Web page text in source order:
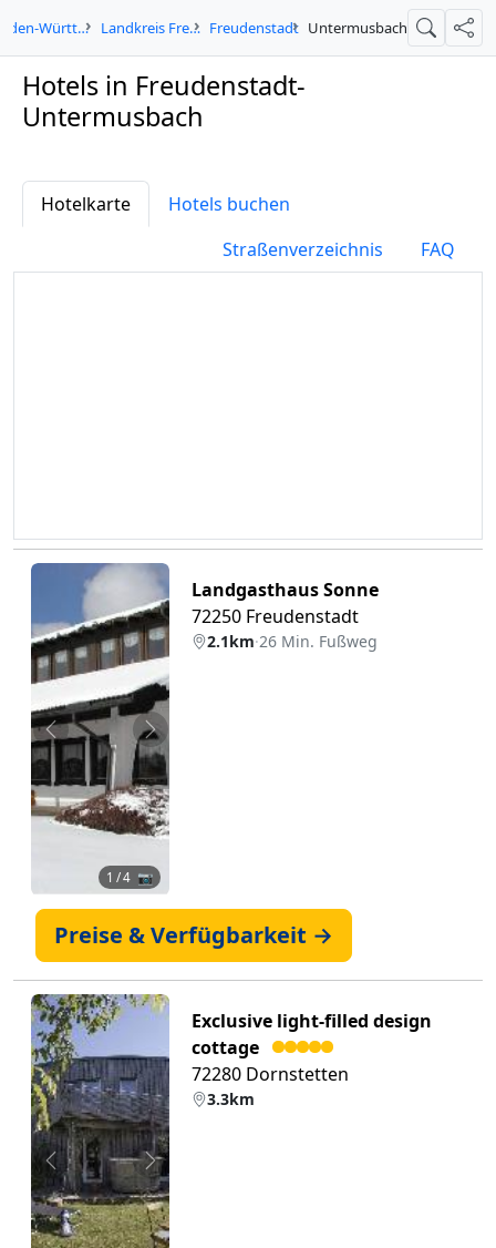
Baden-Württemberg Landkreis Freudenstadt Freudenstadt Untermusbach Suche
Hotels in Freudenstadt-
Untermusbach
Hotelkarte
Hotels buchen
Straßenverzeichnis
FAQ
Zurück Weiter
1 / 4 📷
Landgasthaus Sonne
72250 Freudenstadt
2.1km·26 Min. Fußweg
Preise & Verfügbarkeit →
Zurück Weiter
Exclusive light-filled design
cottage
72280 Dornstetten
3.3km